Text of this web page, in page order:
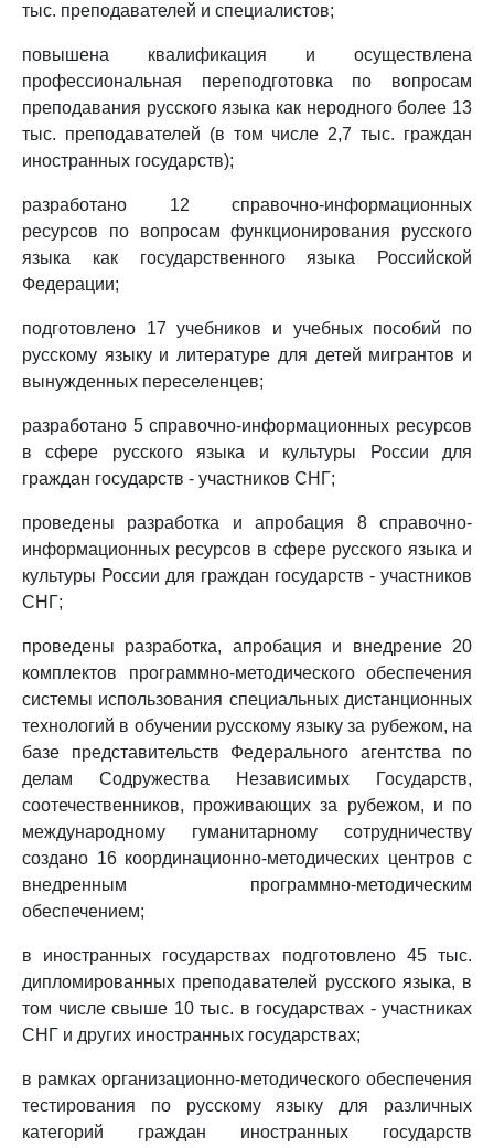
тыс. преподавателей и специалистов;
повышена квалификация и осуществлена
профессиональная переподготовка по вопросам
преподавания русского языка как неродного более 13
тыс. преподавателей (в том числе 2,7 тыс. граждан
иностранных государств);
разработано 12 справочно-информационных
ресурсов по вопросам функционирования русского
языка как государственного языка Российской
Федерации;
подготовлено 17 учебников и учебных пособий по
русскому языку и литературе для детей мигрантов и
вынужденных переселенцев;
разработано 5 справочно-информационных ресурсов
в сфере русского языка и культуры России для
граждан государств - участников СНГ;
проведены разработка и апробация 8 справочно-
информационных ресурсов в сфере русского языка и
культуры России для граждан государств - участников
СНГ;
проведены разработка, апробация и внедрение 20
комплектов программно-методического обеспечения
системы использования специальных дистанционных
технологий в обучении русскому языку за рубежом, на
базе представительств Федерального агентства по
делам Содружества Независимых Государств,
соотечественников, проживающих за рубежом, и по
международному гуманитарному сотрудничеству
создано 16 координационно-методических центров с
внедренным программно-методическим
обеспечением;
в иностранных государствах подготовлено 45 тыс.
дипломированных преподавателей русского языка, в
том числе свыше 10 тыс. в государствах - участниках
СНГ и других иностранных государствах;
в рамках организационно-методического обеспечения
тестирования по русскому языку для различных
категорий граждан иностранных государств